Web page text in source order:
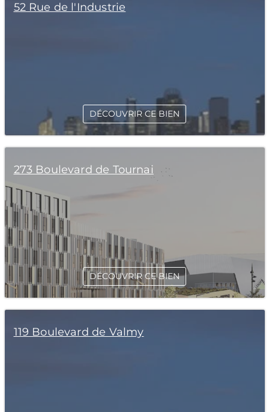
52 Rue de l'Industrie
DÉCOUVRIR CE BIEN
273 Boulevard de Tournai
DÉCOUVRIR CE BIEN
119 Boulevard de Valmy